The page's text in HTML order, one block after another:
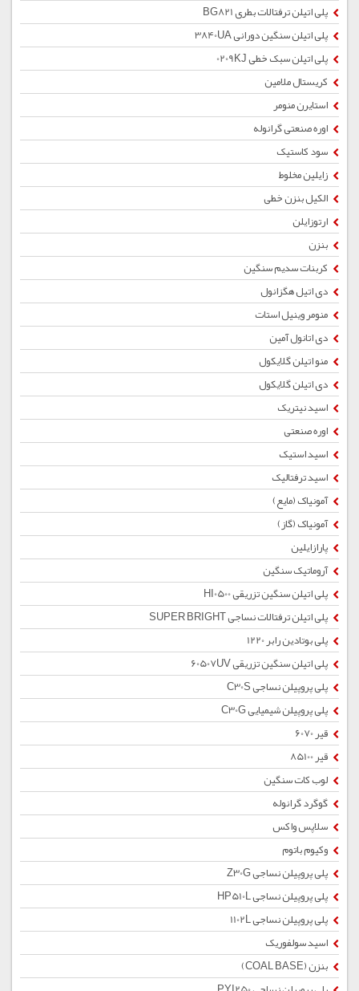
پلی اتیلن ترفتالات بطری BG821
پلی اتیلن سنگین دورانی 3840UA
پلی اتیلن سبک خطی 0209KJ
کریستال ملامین
استایرن منومر
اوره صنعتی گرانوله
سود کاستیک
زایلین مخلوط
الکیل بنزن خطی
ارتوزایلن
بنزن
کربنات سدیم سنگین
دی اتیل هگزانول
منومر وینیل استات
دی اتانول آمین
منو اتیلن گلایکول
دی اتیلن گلایکول
اسید نیتریک
اوره صنعتی
اسید استیک
اسید ترفتالیک
آمونیاک (مایع)
آمونیاک (گاز)
پارازایلین
آروماتیک سنگین
پلی اتیلن سنگین تزریقی HI0500
پلی اتیلن ترفتالات نساجی SUPER BRIGHT
پلی بوتادین رابر 1220
پلی اتیلن سنگین تزریقی 60507UV
پلی پروپیلن نساجی C30S
پلی پروپیلن شیمیایی C30G
قیر 6070
قیر 85100
لوب کات سنگین
گوگرد گرانوله
سلاپس واکس
وکیوم باتوم
پلی پروپیلن نساجی Z30G
پلی پروپیلن نساجی HP510L
پلی پروپیلن نساجی 1102L
اسید سولفوریک
بنزن (COAL BASE)